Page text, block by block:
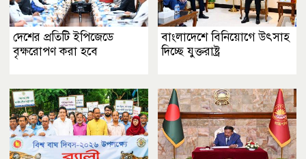
দেশের প্রতিটি ইপিজেডে
বৃক্ষরোপণ করা হবে
বাংলাদেশে বিনিয়োগে উৎসাহ
দিচ্ছে যুক্তরাষ্ট্র